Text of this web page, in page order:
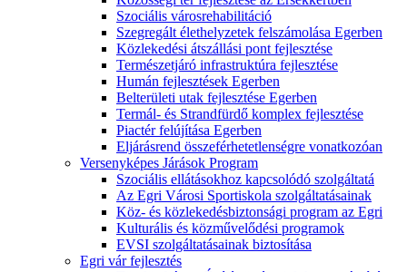
Szociális városrehabilitáció
Szegregált élethelyzetek felszámolása Egerben
Közlekedési átszállási pont fejlesztése
Természetjáró infrastruktúra fejlesztése
Humán fejlesztések Egerben
Belterületi utak fejlesztése Egerben
Termál- és Strandfürdő komplex fejlesztése
Piactér felújítása Egerben
Eljárásrend összeférhetetlenségre vonatkozóan
Versenyképes Járások Program
Szociális ellátásokhoz kapcsolódó szolgáltatá
Az Egri Városi Sportiskola szolgáltatásainak
Köz- és közlekedésbiztonsági program az Egri
Kulturális és közművelődési programok
EVSI szolgáltatásainak biztosítása
Egri vár fejlesztés